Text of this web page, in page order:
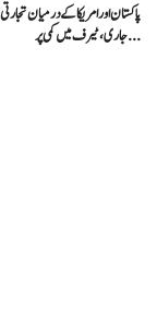
پاکستان اور امریکا کے درمیان
جاری، ٹیرف میں کمی پر ...